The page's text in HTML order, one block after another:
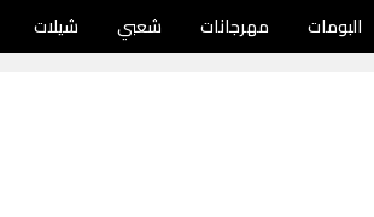
البومات مهرجانات شعبي شيلات